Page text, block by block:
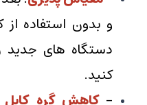
و بدون استفاده از
دستگاه های جدید
کنید.